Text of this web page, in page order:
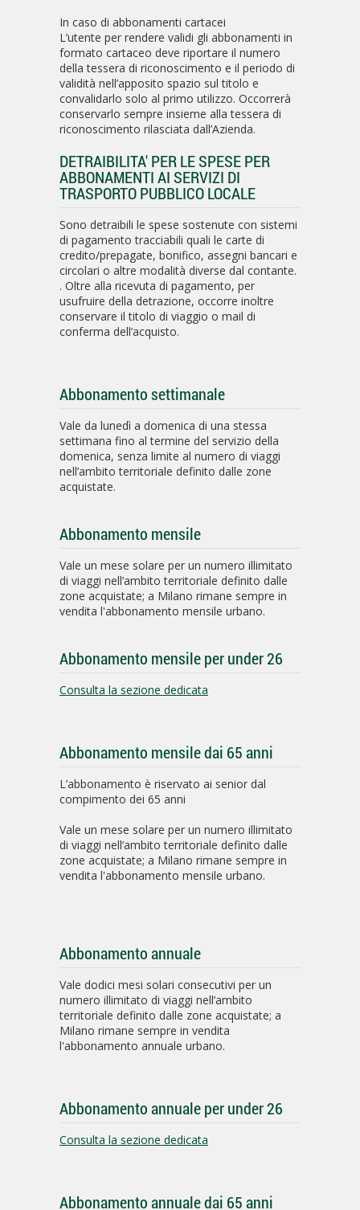
In caso di abbonamenti cartacei
L’utente per rendere validi gli abbonamenti in
formato cartaceo deve riportare il numero
della tessera di riconoscimento e il periodo di
validità nell’apposito spazio sul titolo e
convalidarlo solo al primo utilizzo. Occorrerà
conservarlo sempre insieme alla tessera di
riconoscimento rilasciata dall’Azienda.
DETRAIBILITA' PER LE SPESE PER
ABBONAMENTI AI SERVIZI DI
TRASPORTO PUBBLICO LOCALE
Sono detraibili le spese sostenute con sistemi
di pagamento tracciabili quali le carte di
credito/prepagate, bonifico, assegni bancari e
circolari o altre modalità diverse dal contante.
. Oltre alla ricevuta di pagamento, per
usufruire della detrazione, occorre inoltre
conservare il titolo di viaggio o mail di
conferma dell’acquisto.
Abbonamento settimanale
Vale da lunedì a domenica di una stessa
settimana fino al termine del servizio della
domenica, senza limite al numero di viaggi
nell’ambito territoriale definito dalle zone
acquistate.
Abbonamento mensile
Vale un mese solare per un numero illimitato
di viaggi nell’ambito territoriale definito dalle
zone acquistate; a Milano rimane sempre in
vendita l'abbonamento mensile urbano.
Abbonamento mensile per under 26
Consulta la sezione dedicata
Abbonamento mensile dai 65 anni
L’abbonamento è riservato ai senior dal
compimento dei 65 anni
Vale un mese solare per un numero illimitato
di viaggi nell’ambito territoriale definito dalle
zone acquistate; a Milano rimane sempre in
vendita l'abbonamento mensile urbano.
Abbonamento annuale
Vale dodici mesi solari consecutivi per un
numero illimitato di viaggi nell’ambito
territoriale definito dalle zone acquistate; a
Milano rimane sempre in vendita
l'abbonamento annuale urbano.
Abbonamento annuale per under 26
Consulta la sezione dedicata
Abbonamento annuale dai 65 anni